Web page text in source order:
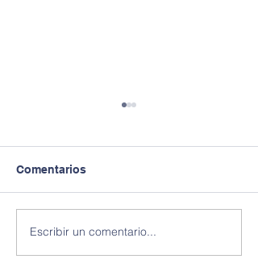
Bases del
Comentarios
Escribir un comentario...